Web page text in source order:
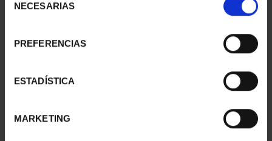
NECESARIAS
PREFERENCIAS
ESTADÍSTICA
MARKETING
1 Productos encontrados